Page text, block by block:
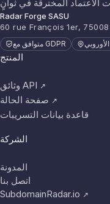
Radar Forge SASU
60 rue François 1er,
متوافق مع GDPR
المنتج
وثائق API ↗
صفحة الحالة ↗
قاعدة بيانات التسريبات
الشركة
المدونة
اتصل بنا
SubdomainRadar.io ↗